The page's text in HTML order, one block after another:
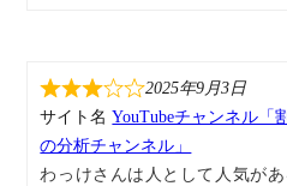
2025年9月3日
サイト名YouTubeチャンネル「
の分析チャンネル」
わっけさんは人として人気があ